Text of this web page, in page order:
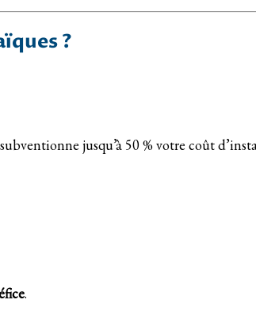
?
jusqu’à 50 % votre coût
.